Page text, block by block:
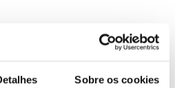
Sobre os cookies